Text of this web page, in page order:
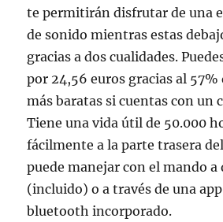
te permitirán disfrutar de una
de sonido mientras estas
gracias a dos cualidades.
por 24,56 euros gracias al 57%
más baratas si cuentas con un
Tiene una vida útil de 50.000
fácilmente a la parte trasera
puede manejar con el mando a
(incluido) o a través de una
bluetooth incorporado.